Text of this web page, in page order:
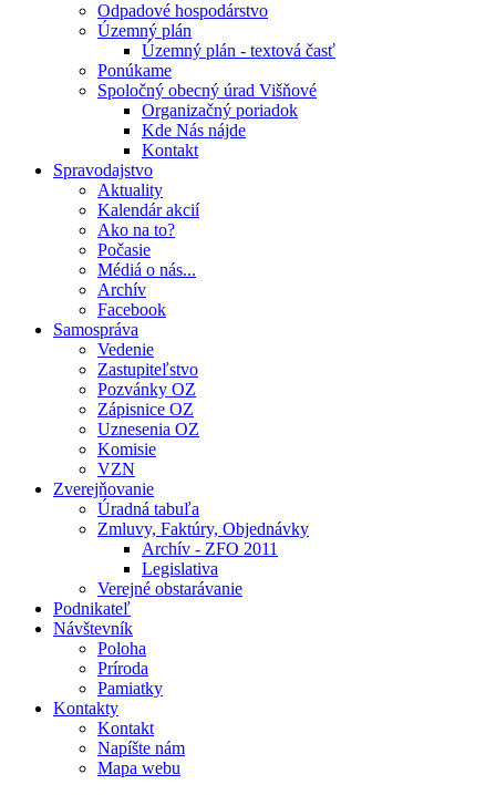
Odpadové hospodárstvo
Územný plán
Územný plán - textová časť
Ponúkame
Spoločný obecný úrad Višňové
Organizačný poriadok
Kde Nás nájde
Kontakt
Spravodajstvo
Aktuality
Kalendár akcií
Ako na to?
Počasie
Médiá o nás...
Archív
Facebook
Samospráva
Vedenie
Zastupiteľstvo
Pozvánky OZ
Zápisnice OZ
Uznesenia OZ
Komisie
VZN
Zverejňovanie
Úradná tabuľa
Zmluvy, Faktúry, Objednávky
Archív - ZFO 2011
Legislativa
Verejné obstarávanie
Podnikateľ
Návštevník
Poloha
Príroda
Pamiatky
Kontakty
Kontakt
Napíšte nám
Mapa webu